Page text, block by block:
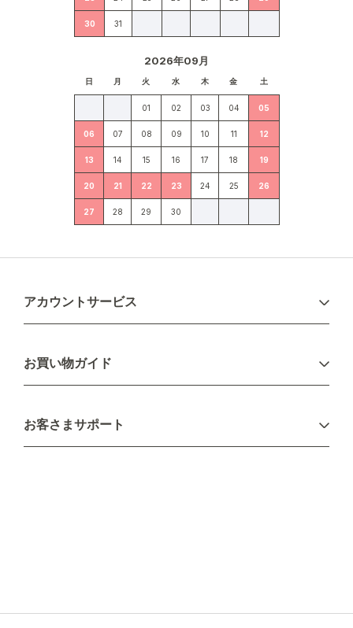
30 31
2026年09月
日 月 火 水 木 金 土
01 02 03 04 05
06 07 08 09 10 11 12
13 14 15 16 17 18 19
20 21 22 23 24 25 26
27 28 29 30
アカウントサービス
新規会員登録
お買い物ガイド
配送について
不良品・返品について
お客さまサポート